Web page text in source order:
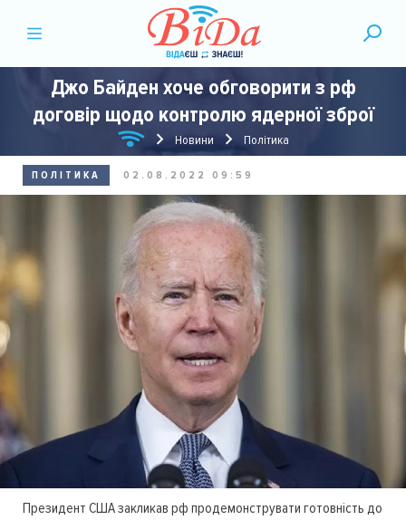
Джо Байден хоче обговорити з рф
договір щодо контролю ядерної зброї
Новини Політика
ПОЛІТИКА 02.08.2022 09:59
Президент США закликав рф продемонструвати готовність до